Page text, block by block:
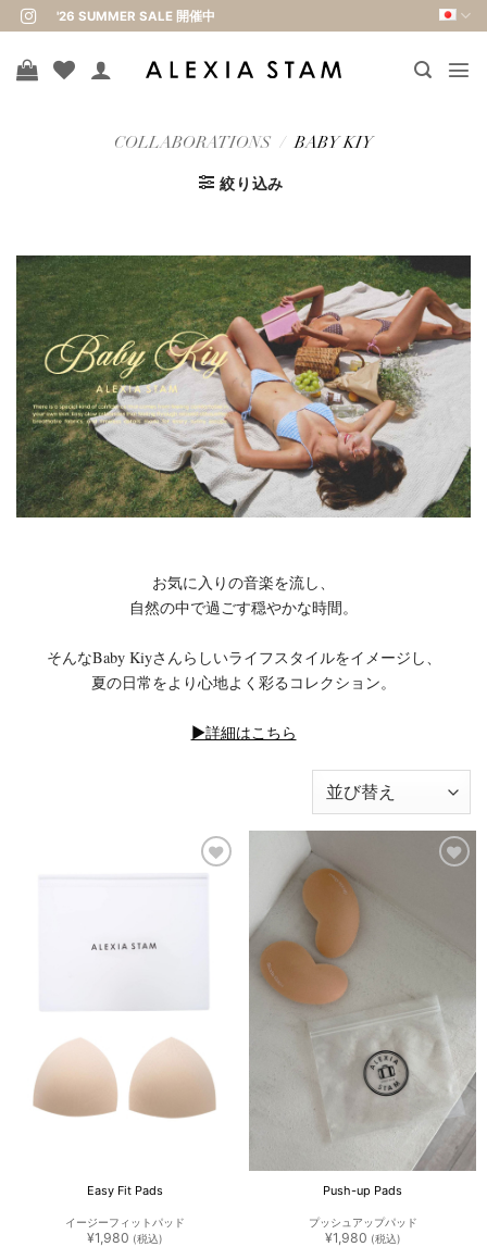
Skip
to
content
'26 SUMMER SALE 開催中
COLLABORATIONS / BABY KIY
絞り込み
お気に入りの音楽を流し、
自然の中で過ごす穏やかな時間。
そんなBaby Kiyさんらしいライフスタイルをイメージし、
夏の日常をより心地よく彩るコレクション。
▶︎詳細はこちら
Easy Fit Pads
イージーフィットパッド
¥1,980 (税込)
Push-up Pads
プッシュアップパッド
¥1,980 (税込)